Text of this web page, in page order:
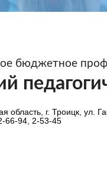
бюджетное
область, г. Троицк, ул.
66-94, 2-53-45